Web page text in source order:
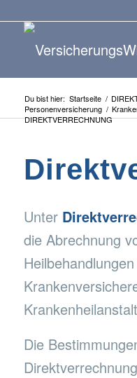
Du bist hier: Startseite /
Personenversicherung /
DIREKTVERRECHNUNG
Unter
die Abrechnung
Die